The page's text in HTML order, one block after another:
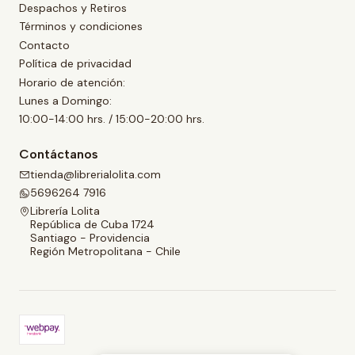
Despachos y Retiros
Términos y condiciones
Contacto
Política de privacidad
Horario de atención:
Lunes a Domingo:
10:00-14:00 hrs. / 15:00-20:00 hrs.
Contáctanos
tienda@librerialolita.com
5696264 7916
Librería Lolita
República de Cuba 1724
Santiago - Providencia
Región Metropolitana - Chile